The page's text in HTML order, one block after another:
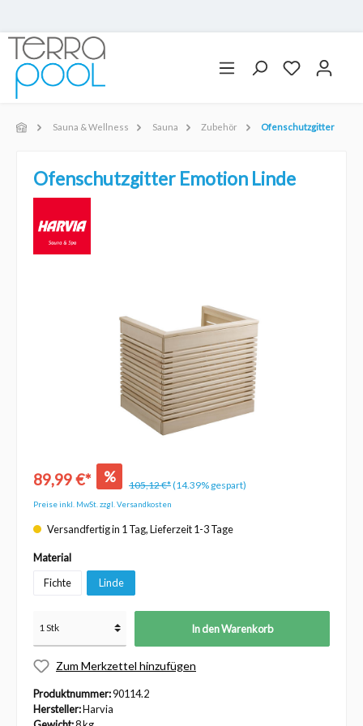
Sauna & Wellness Sauna Zubehör Ofenschutzgitter
Ofenschutzgitter Emotion Linde
89,99 €* % 105,12 €*(14.39% gespart)
Preise inkl. MwSt. zzgl. Versandkosten
Versandfertig in 1 Tag, Lieferzeit 1-3 Tage
Material
Fichte
Linde
In den Warenkorb
Zum Merkzettel hinzufügen
Produktnummer:90114.2
Hersteller:Harvia